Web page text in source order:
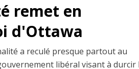
remet en
d'Ottawa
a reculé presque partout au
libéral visant à durcir